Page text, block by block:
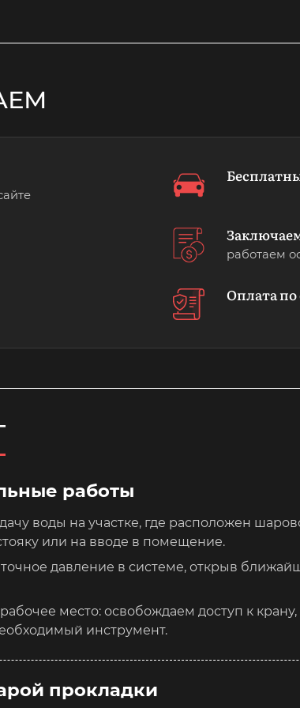
работаем
Оплата
работы
воды на участке, где расположен
или на вводе в помещение.
давление в системе, открыв
место: освобождаем доступ к
инструмент.
прокладки